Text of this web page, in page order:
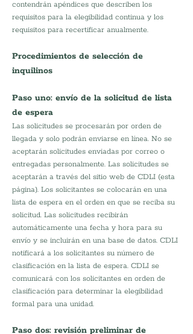
contendrán apéndices que describen los
requisitos para la elegibilidad continua y los
requisitos para recertificar anualmente.
Procedimientos de selección de
inquilinos
Paso uno: envío de la solicitud de lista
de espera
Las solicitudes se procesarán por orden de
llegada y solo podrán enviarse en línea. No se
aceptarán solicitudes enviadas por correo o
entregadas personalmente. Las solicitudes se
aceptarán a través del sitio web de CDLI (esta
página). Los solicitantes se colocarán en una
lista de espera en el orden en que se reciba su
solicitud. Las solicitudes recibirán
automáticamente una fecha y hora para su
envío y se incluirán en una base de datos. CDLI
notificará a los solicitantes su número de
clasificación en la lista de espera. CDLI se
comunicará con los solicitantes en orden de
clasificación para determinar la elegibilidad
formal para una unidad.
Paso dos: revisión preliminar de